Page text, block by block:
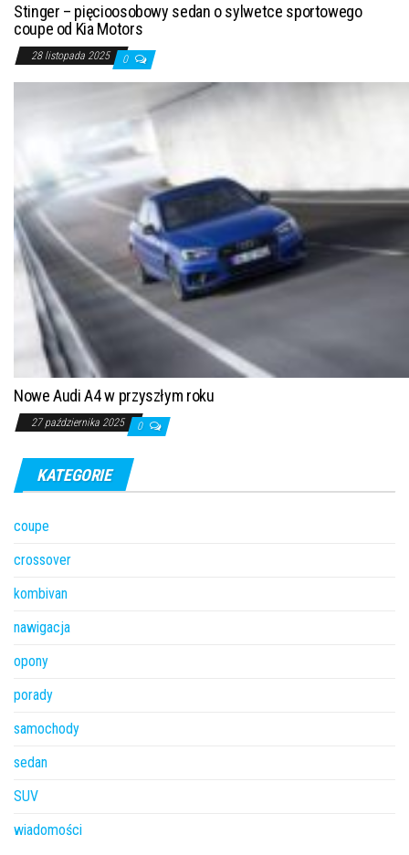
Stinger – pięcioosobowy sedan o sylwetce sportowego
coupe od Kia Motors
28 listopada 2025 0
Nowe Audi A4 w przyszłym roku
27 października 2025 0
KATEGORIE
coupe
crossover
kombivan
nawigacja
opony
porady
samochody
sedan
SUV
wiadomości